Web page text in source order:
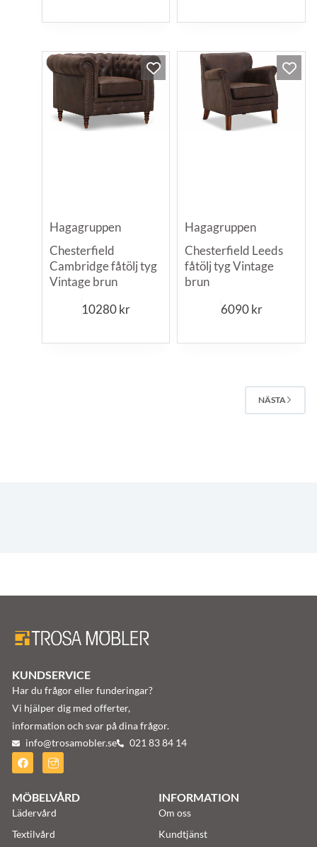
Hagagruppen
Chesterfield
Cambridge fåtölj tyg
Vintage brun
10280kr
Hagagruppen
Chesterfield Leeds
fåtölj tyg Vintage
brun
6090kr
NÄSTA
KUNDSERVICE
Har du frågor eller funderingar?
Vi hjälper dig med offerter,
information och svar på dina frågor.
info@trosamobler.se 021 83 84 14
MÖBELVÅRD
Lädervård
Textilvård
INFORMATION
Om oss
Kundtjänst